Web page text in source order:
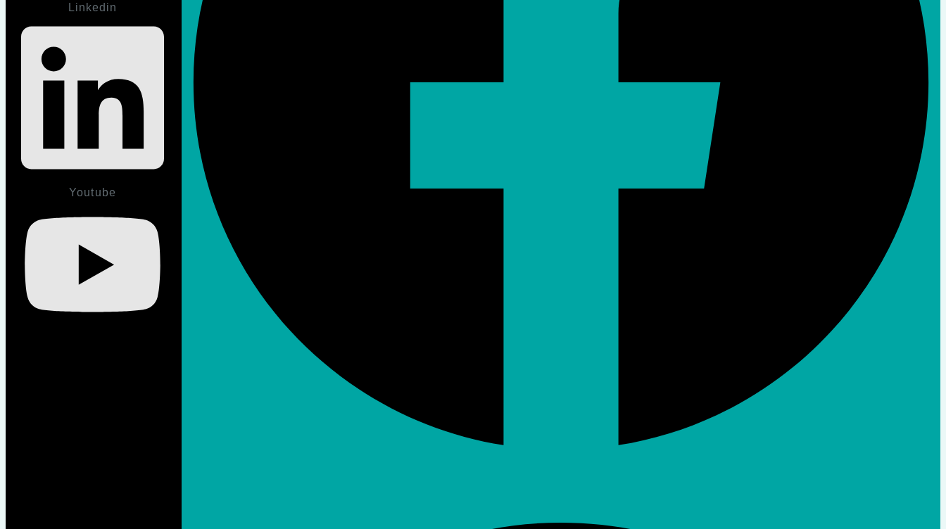
Linkedin
Youtube